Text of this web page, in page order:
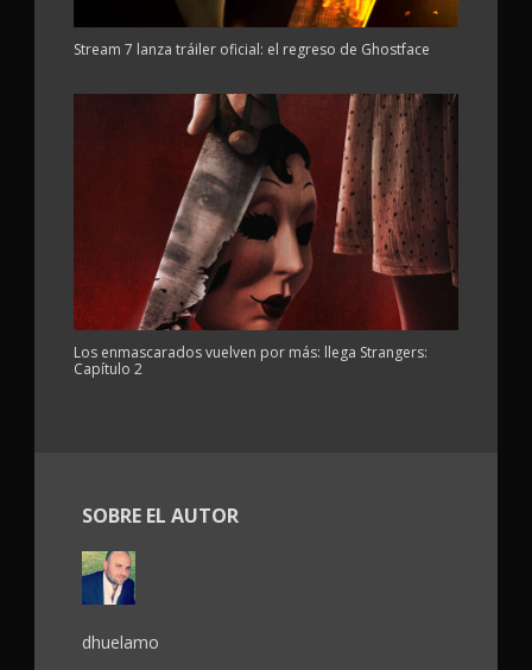
Stream 7 lanza tráiler oficial: el regreso de Ghostface
Los enmascarados vuelven por más: llega Strangers:
Capítulo 2
SOBRE EL AUTOR
dhuelamo